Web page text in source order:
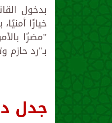
بدخول
خيارًا
"مضرًا
بـ"رد
جدل